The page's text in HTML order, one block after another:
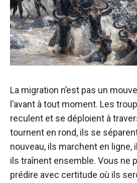
La migration n’est pas un
l’avant à tout moment. Les
reculent et se déploient à
tournent en rond, ils se
nouveau, ils marchent en ligne,
ils traînent ensemble. Vous ne
prédire avec certitude où ils